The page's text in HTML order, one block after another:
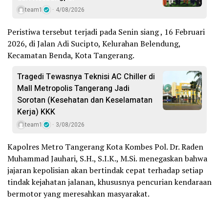
team1 4/08/2026
Peristiwa tersebut terjadi pada Senin siang , 16 Februari
2026, di Jalan Adi Sucipto, Kelurahan Belendung,
Kecamatan Benda, Kota Tangerang.
Tragedi Tewasnya Teknisi AC Chiller di
Mall Metropolis Tangerang Jadi
Sorotan (Kesehatan dan Keselamatan
Kerja) KKK
team1 3/08/2026
Kapolres Metro Tangerang Kota Kombes Pol. Dr. Raden
Muhammad Jauhari, S.H., S.I.K., M.Si. menegaskan bahwa
jajaran kepolisian akan bertindak cepat terhadap setiap
tindak kejahatan jalanan, khususnya pencurian kendaraan
bermotor yang meresahkan masyarakat.